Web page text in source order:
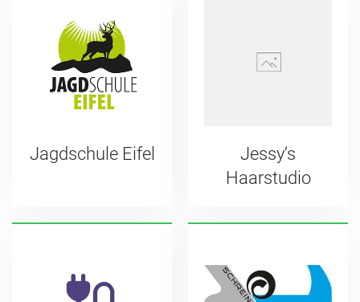
Jagdschule Eifel
Jessy‘s
Haarstudio